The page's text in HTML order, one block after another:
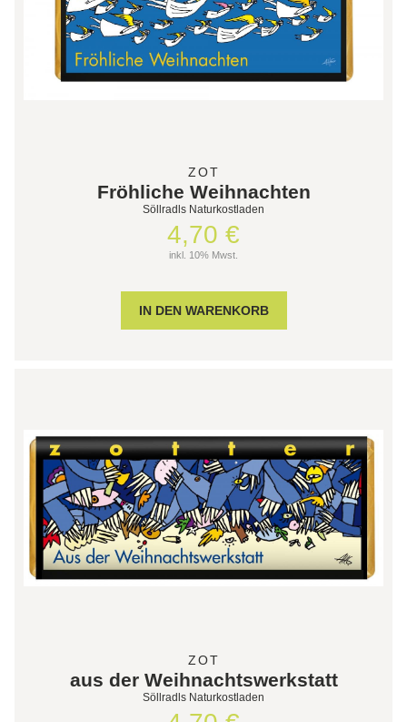
ZOT
Fröhliche Weihnachten
Söllradls Naturkostladen
4,70 €
inkl. 10% Mwst.
ZOT
aus der Weihnachtswerkstatt
Söllradls Naturkostladen